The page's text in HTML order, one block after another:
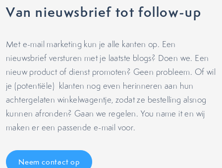
Van nieuwsbrief tot follow-up
Met e-mail marketing kun je alle kanten op. Een
nieuwsbrief versturen met je laatste blogs? Doen we. Een
nieuw product of dienst promoten? Geen probleem. Of wil
je (potentiële) klanten nog even herinneren aan hun
achtergelaten winkelwagentje, zodat ze bestelling alsnog
kunnen afronden? Gaan we regelen. You name it en wij
maken er een passende e-mail voor.
Neem contact op